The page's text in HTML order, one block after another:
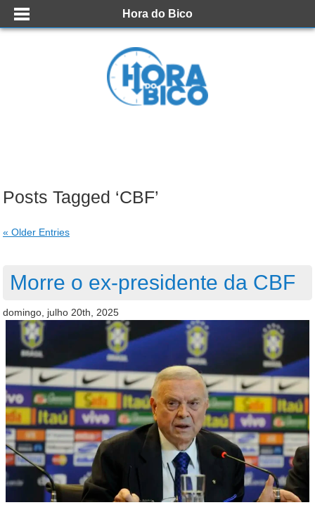
Hora do Bico
Posts Tagged ‘CBF’
« Older Entries
Morre o ex-presidente da CBF
domingo, julho 20th, 2025